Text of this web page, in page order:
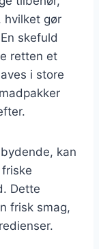
hvilket gør
skefuld
retten et
i store
kan
Dette
frisk smag,